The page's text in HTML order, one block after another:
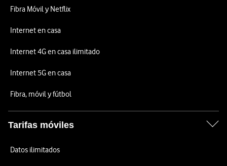
Fibra Móvil y Netflix
Internet en casa
Internet 4G en casa ilimitado
Internet 5G en casa
Fibra, móvil y fútbol
Tarifas móviles
Datos ilimitados